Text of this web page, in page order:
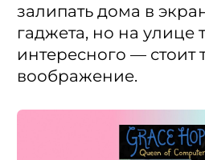
залипать дома в
гаджета, но на улице
интересного — стоит
воображение.